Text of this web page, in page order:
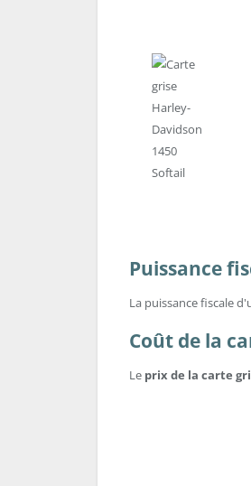
Puissance
La puissance fiscale
Coût de la
Le prix de la carte